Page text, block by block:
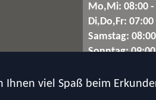
viel Spaß beim
Mo,Mi: 08:00 -
Di,Do,Fr:
Samstag:
Sonntag: